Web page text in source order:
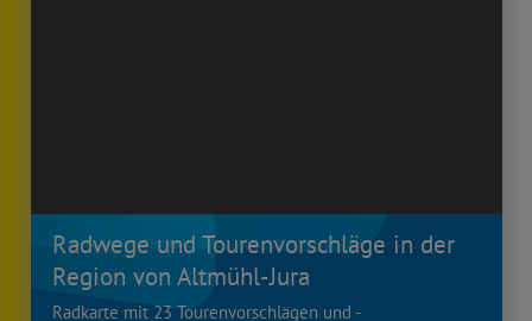
Radwege und Tourenvorschläge in der
Region von Altmühl-Jura
Radkarte mit 23 Tourenvorschlägen und -